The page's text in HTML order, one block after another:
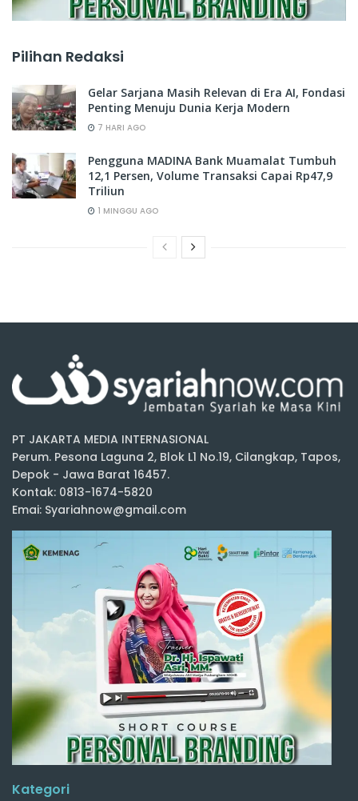
Pilihan Redaksi
Gelar Sarjana Masih Relevan di Era AI, Fondasi
Penting Menuju Dunia Kerja Modern
7 HARI AGO
Pengguna MADINA Bank Muamalat Tumbuh
12,1 Persen, Volume Transaksi Capai Rp47,9
Triliun
1 MINGGU AGO
PT JAKARTA MEDIA INTERNASIONAL
Perum. Pesona Laguna 2, Blok L1 No.19, Cilangkap, Tapos,
Depok - Jawa Barat 16457.
Kontak: 0813-1674-5820
Emai: Syariahnow@gmail.com
Kategori